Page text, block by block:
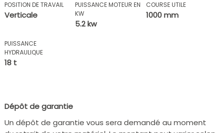
POSITION DE TRAVAIL
Verticale
PUISSANCE MOTEUR EN
KW
5.2 kw
COURSE UTILE
1000 mm
PUISSANCE
HYDRAULIQUE
18 t
Dépôt de garantie
Un dépôt de garantie vous sera demandé au moment